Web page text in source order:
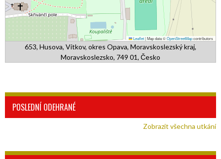
Leaflet|Map data ©OpenStreetMapcontributors
653, Husova, Vítkov, okres Opava, Moravskoslezský kraj,
Moravskoslezsko, 749 01, Česko
POSLEDNÍ ODEHRANÉ
Zobrazit všechna utkání